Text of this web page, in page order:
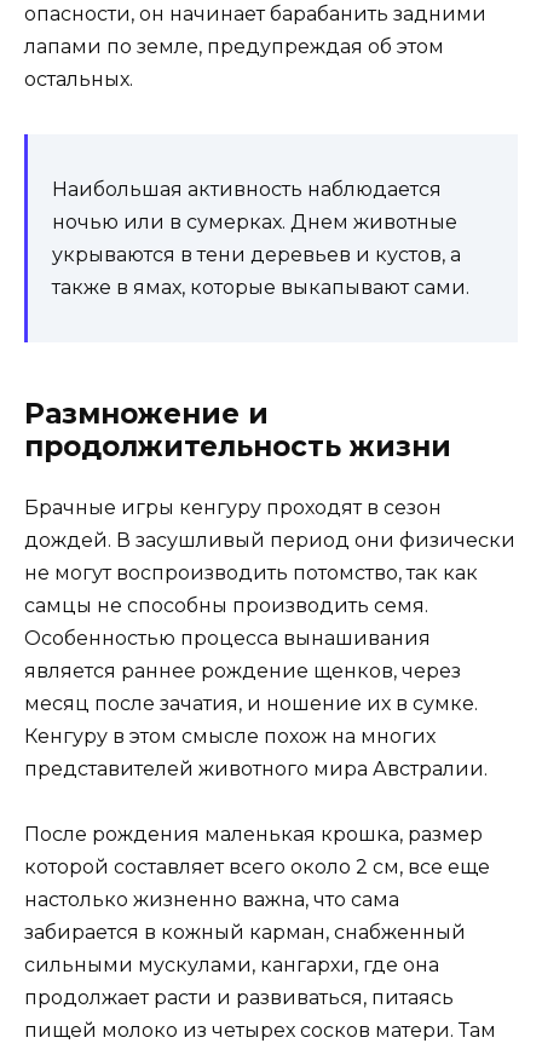
опасности, он начинает барабанить задними
лапами по земле, предупреждая об этом
остальных.
Наибольшая активность наблюдается
ночью или в сумерках. Днем животные
укрываются в тени деревьев и кустов, а
также в ямах, которые выкапывают сами.
Размножение и
продолжительность жизни
Брачные игры кенгуру проходят в сезон
дождей. В засушливый период они физически
не могут воспроизводить потомство, так как
самцы не способны производить семя.
Особенностью процесса вынашивания
является раннее рождение щенков, через
месяц после зачатия, и ношение их в сумке.
Кенгуру в этом смысле похож на многих
представителей животного мира Австралии.
После рождения маленькая крошка, размер
которой составляет всего около 2 см, все еще
настолько жизненно важна, что сама
забирается в кожный карман, снабженный
сильными мускулами, кангархи, где она
продолжает расти и развиваться, питаясь
пищей молоко из четырех сосков матери. Там